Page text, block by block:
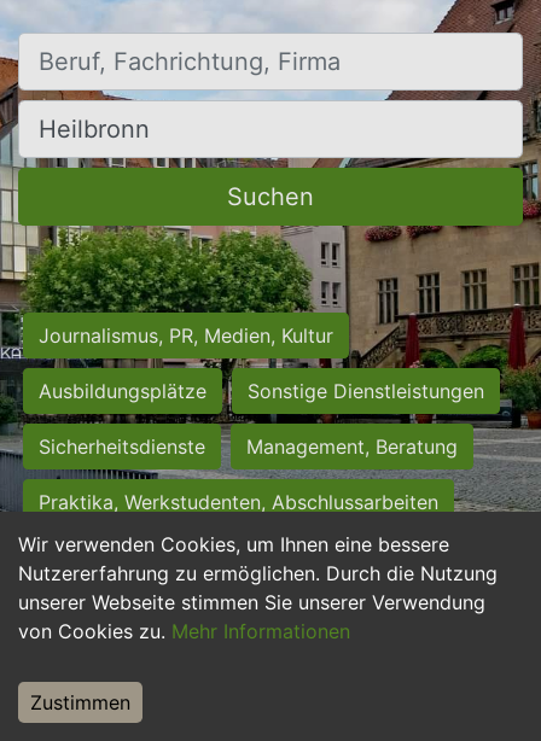
Wir verwenden Cookies, um Ihnen eine bessere
Nutzererfahrung zu ermöglichen. Durch die Nutzung
unserer Webseite stimmen Sie unserer Verwendung
von Cookies zu. Mehr Informationen
Zustimmen
Beruf, Fachrichtung, Firma
Ort, Stadt
Suchen
Journalismus, PR, Medien, Kultur
Ausbildungsplätze Sonstige Dienstleistungen
Sicherheitsdienste Management, Beratung
Praktika, Werkstudenten, Abschlussarbeiten
Personalwesen Assistenz, Sekretariat
Hilfskräfte, Aushilfs- und Nebenjobs
Weiterbildung, Studium, duale Ausbildung